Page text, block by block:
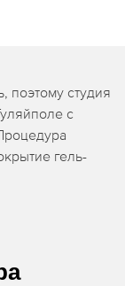
поэтому студия
с
гель-